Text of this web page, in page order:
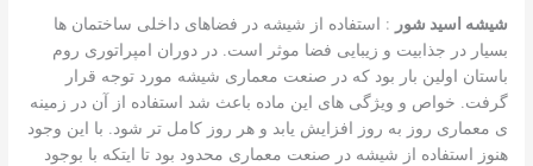
شیشه اسید شور : استفاده از شیشه در فضاهای داخلی ساختمان ها
بسیار در جذابیت و زیبایی فضا موثر است. در دوران امپراتوری روم
باستان اولین بار بود که در صنعت معماری شیشه مورد توجه قرار
گرفت. خواص و ویژگی های این ماده باعث شد استفاده از آن در زمینه
ی معماری روز به روز افزایش یابد و هر روز کامل تر شود. با این وجود
هنوز استفاده از شیشه در صنعت معماری محدود بود تا ایتکه با بوجود